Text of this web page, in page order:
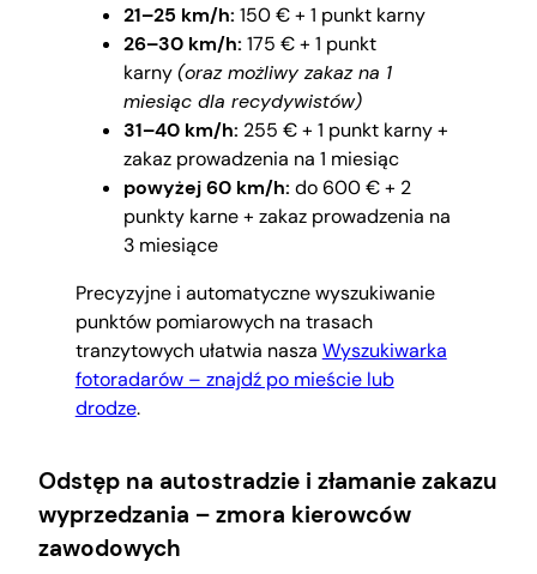
21–25 km/h: 150 € + 1 punkt karny
26–30 km/h: 175 € + 1 punkt
karny(oraz możliwy zakaz na 1
miesiąc dla recydywistów)
31–40 km/h: 255 € + 1 punkt karny +
zakaz prowadzenia na 1 miesiąc
powyżej 60 km/h: do 600 € + 2
punkty karne + zakaz prowadzenia na
3 miesiące
Precyzyjne i automatyczne wyszukiwanie
punktów pomiarowych na trasach
tranzytowych ułatwia nasza Wyszukiwarka
fotoradarów – znajdź po mieście lub
drodze.
Odstęp na autostradzie i złamanie zakazu
wyprzedzania – zmora kierowców
zawodowych